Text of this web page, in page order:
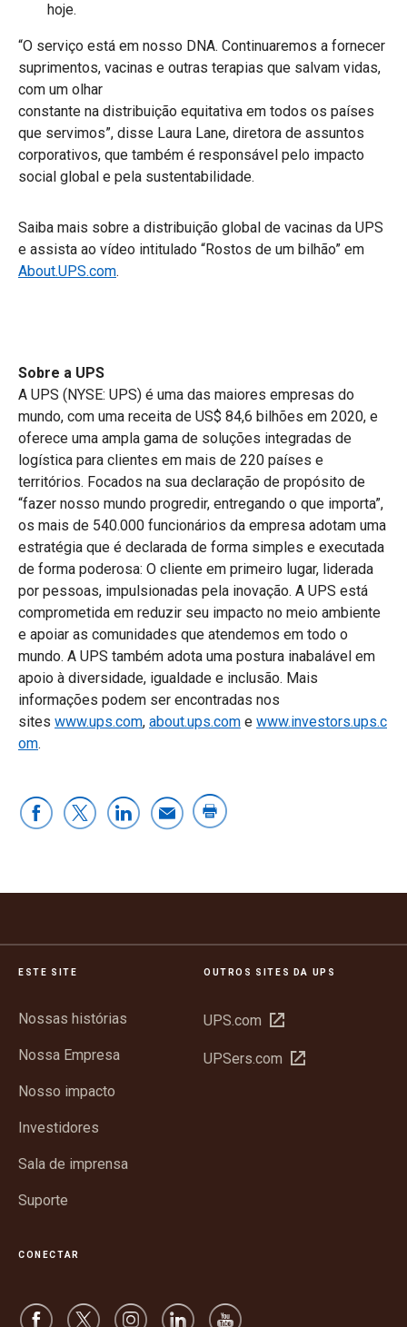
hoje.
“O serviço está em nosso DNA. Continuaremos a fornecer
suprimentos, vacinas e outras terapias que salvam vidas,
com um olhar
constante na distribuição equitativa em todos os países
que servimos”, disse Laura Lane, diretora de assuntos
corporativos, que também é responsável pelo impacto
social global e pela sustentabilidade.
Saiba mais sobre a distribuição global de vacinas da UPS
e assista ao vídeo intitulado “Rostos de um bilhão” em
About.UPS.com.
Sobre a UPS
A UPS (NYSE: UPS) é uma das maiores empresas do
mundo, com uma receita de US$ 84,6 bilhões em 2020, e
oferece uma ampla gama de soluções integradas de
logística para clientes em mais de 220 países e
territórios. Focados na sua declaração de propósito de
“fazer nosso mundo progredir, entregando o que importa”,
os mais de 540.000 funcionários da empresa adotam uma
estratégia que é declarada de forma simples e executada
de forma poderosa: O cliente em primeiro lugar, liderada
por pessoas, impulsionadas pela inovação. A UPS está
comprometida em reduzir seu impacto no meio ambiente
e apoiar as comunidades que atendemos em todo o
mundo. A UPS também adota uma postura inabalável em
apoio à diversidade, igualdade e inclusão. Mais
informações podem ser encontradas nos
sites www.ups.com, about.ups.com e www.investors.ups.c
om.
ESTE SITE
Nossas histórias
Nossa Empresa
Nosso impacto
Investidores
Sala de imprensa
Suporte
OUTROS SITES DA UPS
UPS.com Abrir
nova
UPSers.com Abrir
CONECTAR